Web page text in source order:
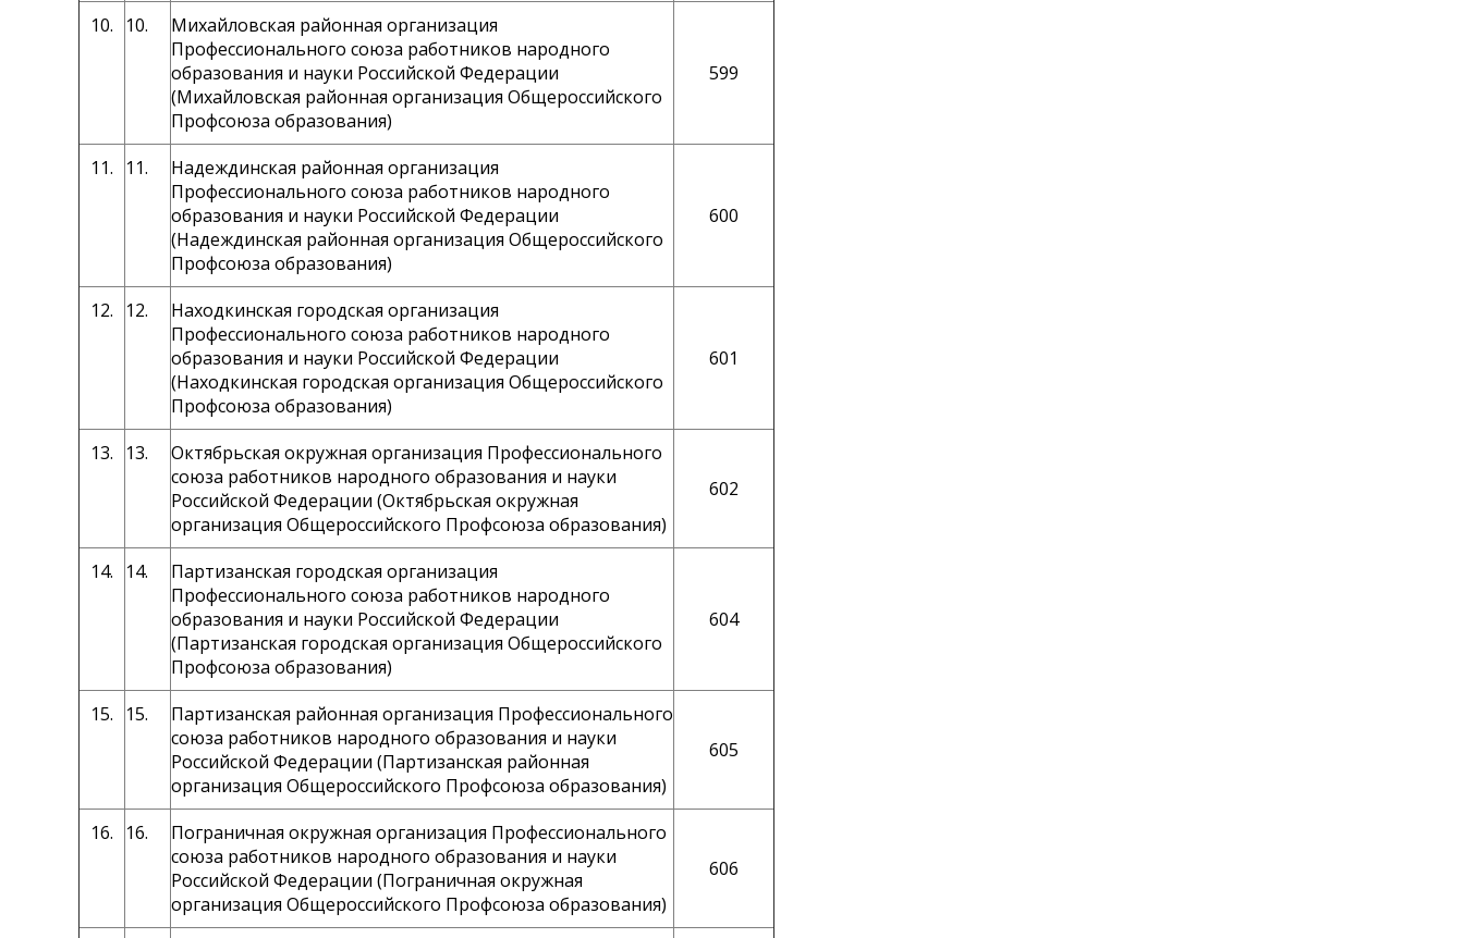
10. 10.
Михайловская районная организация
Профессионального союза работников народного
образования и науки Российской Федерации
(Михайловская районная организация Общероссийского
Профсоюза образования)
599
11. 11.
Надеждинская районная организация
Профессионального союза работников народного
образования и науки Российской Федерации
(Надеждинская районная организация Общероссийского
Профсоюза образования)
600
12. 12.
Находкинская городская организация
Профессионального союза работников народного
образования и науки Российской Федерации
(Находкинская городская организация Общероссийского
Профсоюза образования)
601
13. 13.
Октябрьская окружная организация Профессионального
союза работников народного образования и науки
Российской Федерации (Октябрьская окружная
организация Общероссийского Профсоюза образования)
602
14. 14.
Партизанская городская организация
Профессионального союза работников народного
образования и науки Российской Федерации
(Партизанская городская организация Общероссийского
Профсоюза образования)
604
15. 15.
Партизанская районная организация Профессионального
союза работников народного образования и науки
Российской Федерации (Партизанская районная
организация Общероссийского Профсоюза образования)
605
16. 16.
Пограничная окружная организация Профессионального
союза работников народного образования и науки
Российской Федерации (Пограничная окружная
организация Общероссийского Профсоюза образования)
606